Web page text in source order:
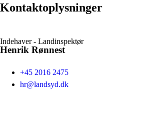
Kontaktoplysninger
Indehaver - Landinspektør
Henrik Rønnest
+45 2016 2475
hr@landsyd.dk